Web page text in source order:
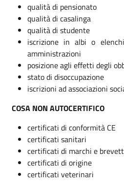
qualità di pensionato
qualità di casalinga
qualità di studente
iscrizione in albi o
amministrazioni
posizione agli effetti degli
stato di disoccupazione
iscrizioni ad associazioni
COSA NON AUTOCERTIFICO
certificati di conformità CE
certificati sanitari
certificati di marchi e
certificati di origine
certificati veterinari